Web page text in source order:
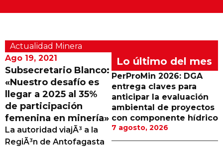
Actualidad Minera
Minería Superficie
Minerí­a Subterránea
Proveedores
Canal Digital
Actualidad Minera
Ago 19, 2021
Subsecretario Blanco:
«Nuestro desafío es
llegar a 2025 al 35%
de participación
femenina en minería»
La autoridad viajÃ³ a la
RegiÃ³n de Antofagasta
Lo último del mes
PerProMin 2026: DGA
entrega claves para
anticipar la evaluación
ambiental de proyectos
con componente hídrico
7 agosto, 2026